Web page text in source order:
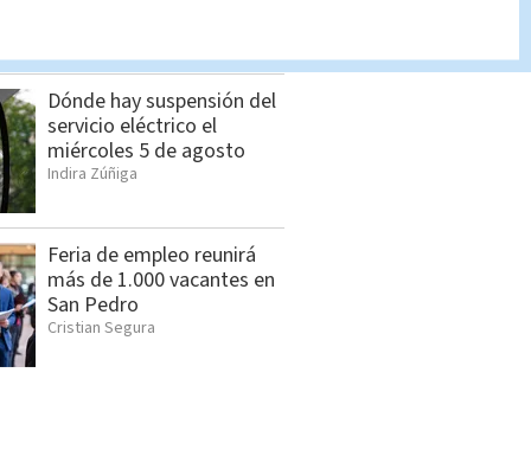
Dónde hay suspensión del
servicio eléctrico el
miércoles 5 de agosto
Indira Zúñiga
Feria de empleo reunirá
más de 1.000 vacantes en
San Pedro
Cristian Segura